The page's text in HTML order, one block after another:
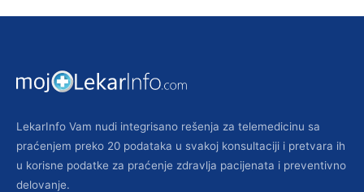
LekarInfo Vam nudi integrisano rešenja za telemedicinu sa
praćenjem preko 20 podataka u svakoj konsultaciji i pretvara ih
u korisne podatke za praćenje zdravlja pacijenata i preventivno
delovanje.